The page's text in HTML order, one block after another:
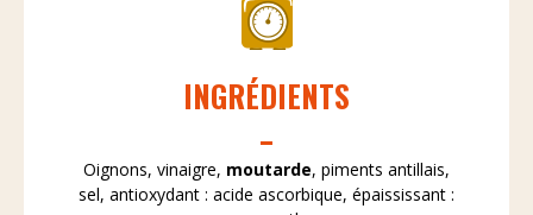
INGRÉDIENTS
Oignons, vinaigre, moutarde, piments antillais,
sel, antioxydant : acide ascorbique, épaississant :